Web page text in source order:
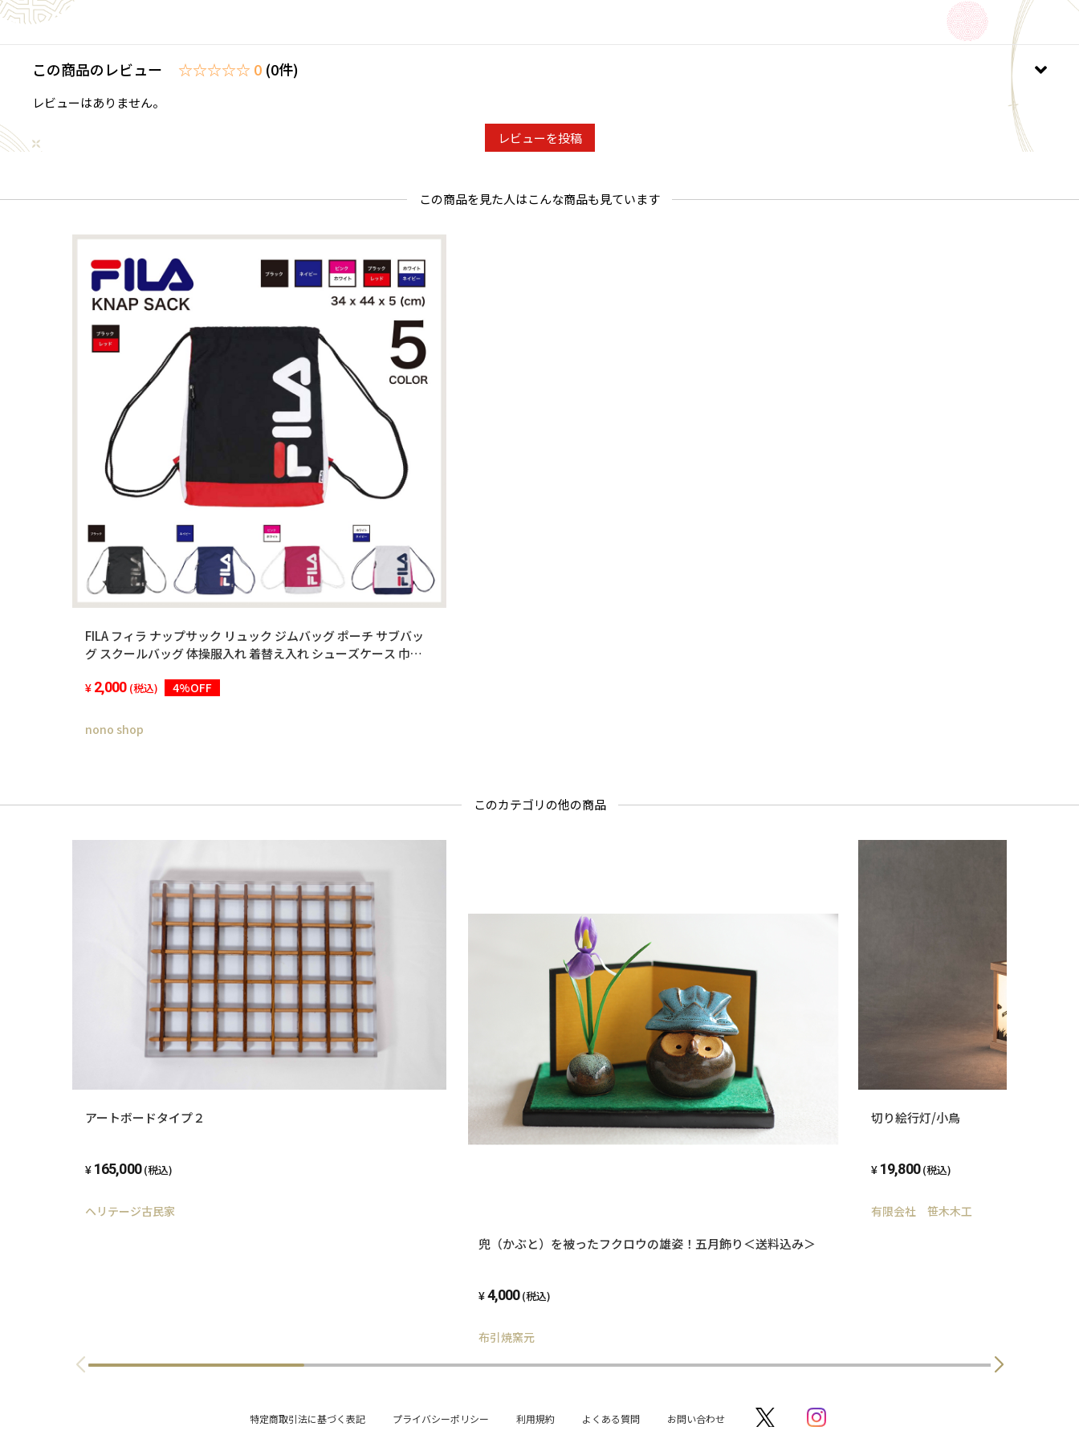
この商品のレビュー ☆☆☆☆☆ 0 (0件)
レビューはありません。
レビューを投稿
この商品を見た人はこんな商品も見ています
FILA フィラ ナップサック リュック ジムバッグ ポーチ サブバッ
グ スクールバッグ 体操服入れ 着替え入れ シューズケース 巾着
旅行 学校行事 FL-0015
2,000 (税込) 4%OFF
nono shop
このカテゴリの他の商品
アートボードタイプ２
165,000 (税込)
ヘリテージ古民家
兜（かぶと）を被ったフクロウの雄姿！五月飾り＜送料込み＞
4,000 (税込)
布引焼窯元
切り絵行灯/小鳥
19,800 (税込)
有限会社 笹木木工
特定商取引法に基づく表記 プライバシーポリシー 利用規約 よくある質問 お問い合わせ